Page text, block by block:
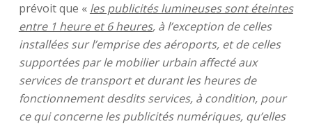
prévoit que « les publicités lumineuses sont éteintes
entre 1 heure et 6 heures, à l’exception de celles
installées sur l’emprise des aéroports, et de celles
supportées par le mobilier urbain affecté aux
services de transport et durant les heures de
fonctionnement desdits services, à condition, pour
ce qui concerne les publicités numériques, qu’elles